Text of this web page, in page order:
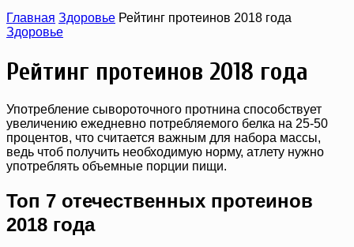
Главная Здоровье Рейтинг протеинов 2018 года
Здоровье
Рейтинг протеинов 2018 года
Употребление сывороточного протнина способствует
увеличению ежедневно потребляемого белка на 25-50
процентов, что считается важным для набора массы,
ведь чтоб получить необходимую норму, атлету нужно
употреблять объемные порции пищи.
Топ 7 отечественных протеинов
2018 года